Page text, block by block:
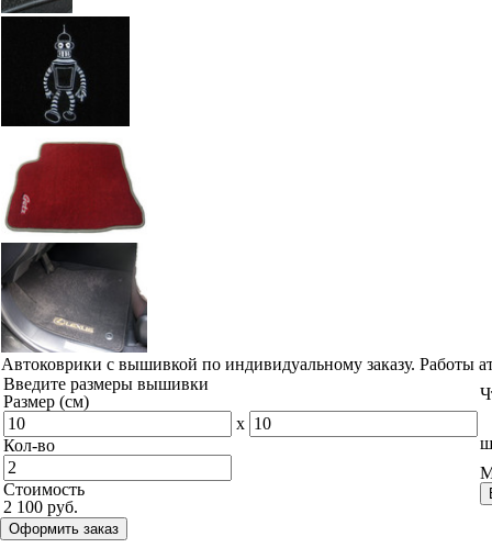
Автоковрики с вышивкой по индивидуальному заказу. Работы
Введите размеры вышивки
Размер (см)
x
Кол-во
Стоимость
2 100 руб.
Оформить заказ